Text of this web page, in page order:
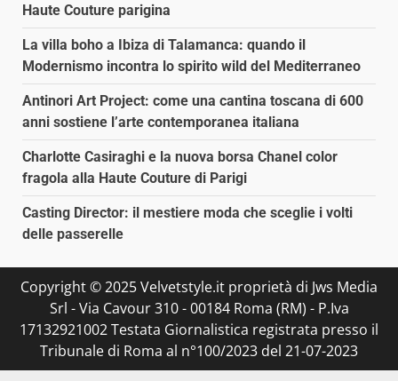
Haute Couture parigina
La villa boho a Ibiza di Talamanca: quando il
Modernismo incontra lo spirito wild del Mediterraneo
Antinori Art Project: come una cantina toscana di 600
anni sostiene l’arte contemporanea italiana
Charlotte Casiraghi e la nuova borsa Chanel color
fragola alla Haute Couture di Parigi
Casting Director: il mestiere moda che sceglie i volti
delle passerelle
Copyright © 2025 Velvetstyle.it proprietà di Jws Media
Srl - Via Cavour 310 - 00184 Roma (RM) - P.Iva
17132921002 Testata Giornalistica registrata presso il
Tribunale di Roma al n°100/2023 del 21-07-2023